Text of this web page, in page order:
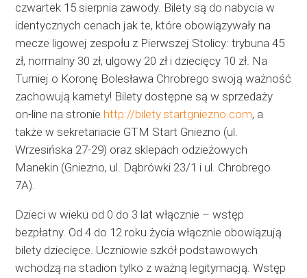
czwartek 15 sierpnia zawody. Bilety są do nabycia w
identycznych cenach jak te, które obowiązywały na
mecze ligowej zespołu z Pierwszej Stolicy: trybuna 45
zł, normalny 30 zł, ulgowy 20 zł i dziecięcy 10 zł. Na
Turniej o Koronę Bolesława Chrobrego swoją ważność
zachowują karnety! Bilety dostępne są w sprzedaży
on-line na stronie http://bilety.startgniezno.com, a
także w sekretariacie GTM Start Gniezno (ul.
Wrzesińska 27-29) oraz sklepach odzieżowych
Manekin (Gniezno, ul. Dąbrówki 23/1 i ul. Chrobrego
7A).
Dzieci w wieku od 0 do 3 lat włącznie – wstęp
bezpłatny. Od 4 do 12 roku życia włącznie obowiązują
bilety dziecięce. Uczniowie szkół podstawowych
wchodzą na stadion tylko z ważną legitymacją. Wstęp